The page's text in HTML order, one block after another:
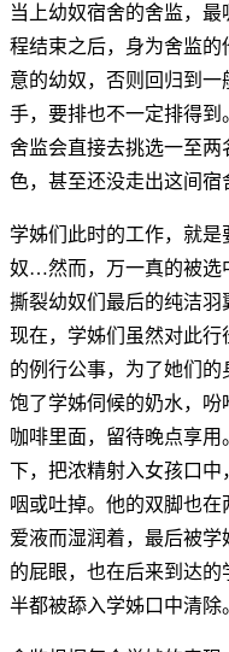
当上幼奴宿舍的舍监，
程结束之后，身为舍监
意的幼奴，否则回归到
手，要排也不一定排得
舍监会直接去挑选一至
色，甚至还没走出这间宿
学姊们此时的工作，就
奴…然而，万一真的被选
撕裂幼奴们最后的纯洁
现在，学姊们虽然对此
的例行公事，为了她们
饱了学姊伺候的奶水，
咖啡里面，留待晚点享
下，把浓精射入女孩口
咽或吐掉。他的双脚也
爱液而湿润着，最后被
的屁眼，也在后来到达
半都被舔入学姊口中清除